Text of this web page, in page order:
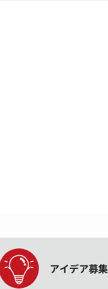
アイデア募集